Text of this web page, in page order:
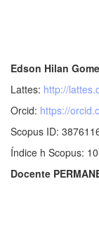
Edson Hilan
Lattes: http://
Orcid: https://
Scopus ID:
Índice h Scopus: 10
Docente